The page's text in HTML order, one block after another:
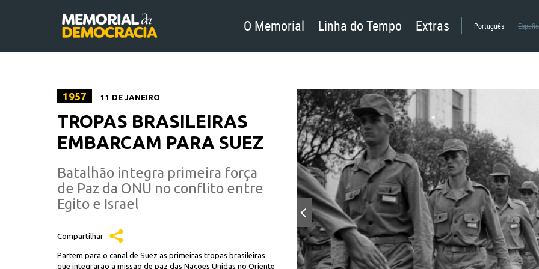
O Memorial Linha do Tempo Extras Português
1957 11 DE JANEIRO
TROPAS BRASILEIRAS
EMBARCAM PARA SUEZ
Batalhão integra primeira força
de Paz da ONU no conflito entre
Egito e Israel
Compartilhar
Partem para o canal de Suez as primeiras tropas brasileiras
que integrarão a missão de paz das Nações Unidas no Oriente